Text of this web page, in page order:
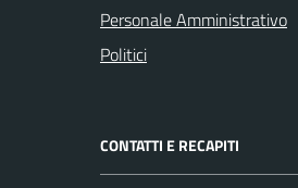
Personale Amministrativo
Politici
CONTATTI E RECAPITI